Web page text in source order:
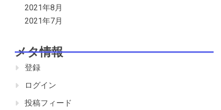
2021年8月
2021年7月
メタ情報
登録
ログイン
投稿フィード